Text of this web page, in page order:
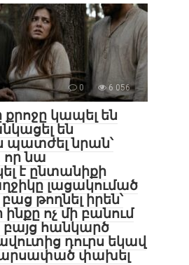
0 6 056
քրոջը կապել են
են
պատժել նրան՝
որ նա
է ընտանիքի
լացակումած
թողնել իրեն՝
ինքը ոչ մի բանում
բայց հանկարծ
դուրս եկավ
փախել